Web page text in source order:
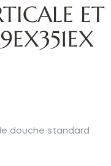
douche standard